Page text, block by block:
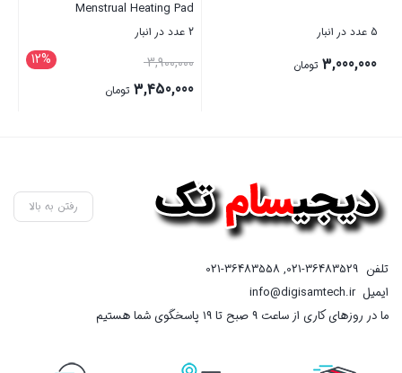
2 عدد در انبار
12% 3,900,000
است.
رفتن به بالا
تلفن 021-36483529
,
021-36483558
ایمیلinfo@digisamtech.ir
ما در روزهای کاری از ساعت ۹ صبح تا ۱۹ پاسخگوی شما هستیم